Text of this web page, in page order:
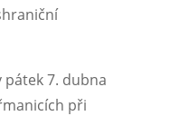
pátek 7. dubna
při